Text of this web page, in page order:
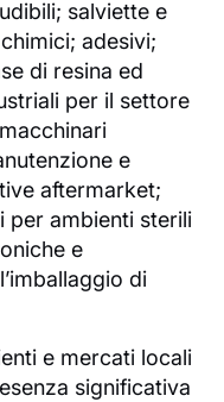
salviette e
adesivi;
di resina ed
per il settore
e
aftermarket;
per ambienti sterili
e
di
e mercati locali
significativa